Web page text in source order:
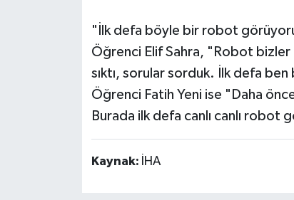
"İlk defa böyle bir robot
Öğrenci Elif Sahra, "Robot bizler
sıktı, sorular sorduk. İlk defa
Öğrenci Fatih Yeni ise "Daha
Burada ilk defa canlı canlı
Kaynak: İHA